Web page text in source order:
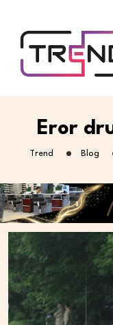
Eror
Trend Blog